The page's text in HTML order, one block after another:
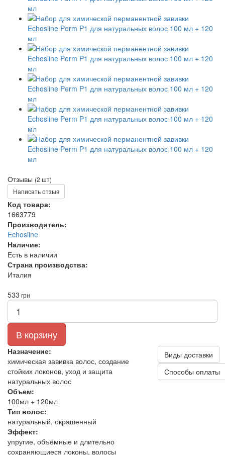
Отзывы (2 шт)
Написать отзыв
Код товара:
1663779
Производитель:
Echosline
Наличие:
Есть в наличии
Страна производства:
Италия
533 грн
В корзину
Назначение:
химическая завивка волос, создание
стойких локонов, уход и защита
натуральных волос
Объем:
100мл + 120мл
Тип волос:
натуральный, окрашенный
Эффект:
упругие, объёмные и длительно
сохраняющиеся локоны, волосы
Виды доставки
Способы оплаты